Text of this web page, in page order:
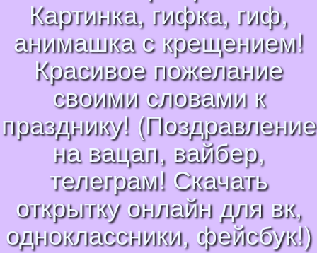
Картинка, гифка, гиф,
анимашка с крещением!
Красивое пожелание
своими словами к
празднику! (Поздравление
на вацап, вайбер,
телеграм! Скачать
открытку онлайн для вк,
одноклассники, фейсбук!)